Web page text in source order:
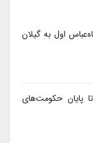
اول به گیلان
پایان حکومت‌های